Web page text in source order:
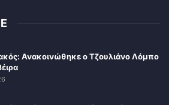
Ανακοινώθηκε ο Τζουλιάνο Λόμπο